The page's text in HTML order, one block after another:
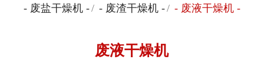
- 废盐干燥机 -/ - 废渣干燥机 -/ - 废液干燥机 -
废液干燥机